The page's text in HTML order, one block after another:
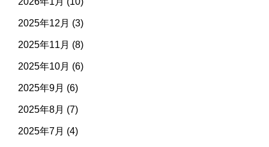
2025年12月 (3)
2025年11月 (8)
2025年10月 (6)
2025年9月 (6)
2025年8月 (7)
2025年7月 (4)